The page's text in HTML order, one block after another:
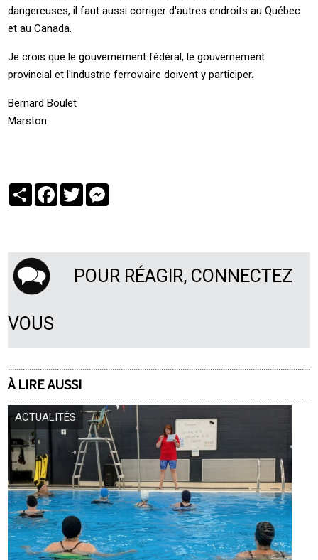
dangereuses, il faut aussi corriger d'autres endroits au Québec
et au Canada.
Je crois que le gouvernement fédéral, le gouvernement
provincial et l'industrie ferroviaire doivent y participer.
Bernard Boulet
Marston
PartagerFacebook
Twitter
POUR RÉAGIR, CONNECTEZ
VOUS
À LIRE AUSSI
ACTUALITÉS